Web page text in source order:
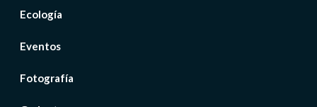
Ecología
Eventos
Fotografía